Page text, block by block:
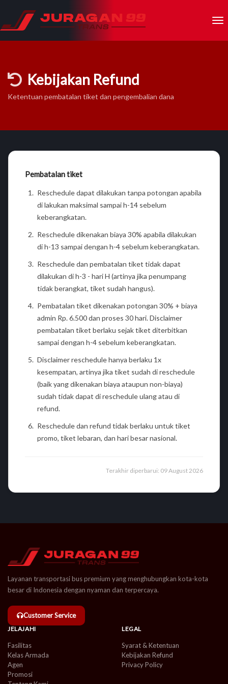
Kebijakan Refund
Ketentuan pembatalan tiket dan pengembalian dana
Pembatalan tiket
Reschedule dapat dilakukan tanpa potongan apabila
di lakukan maksimal sampai h-14 sebelum
keberangkatan.
Reschedule dikenakan biaya 30% apabila dilakukan
di h-13 sampai dengan h-4 sebelum keberangkatan.
Reschedule dan pembatalan tiket tidak dapat
dilakukan di h-3 - hari H (artinya jika penumpang
tidak berangkat, tiket sudah hangus).
Pembatalan tiket dikenakan potongan 30% + biaya
admin Rp. 6.500 dan proses 30 hari. Disclaimer
pembatalan tiket berlaku sejak tiket diterbitkan
sampai dengan h-4 sebelum keberangkatan.
Disclaimer reschedule hanya berlaku 1x
kesempatan, artinya jika tiket sudah di reschedule
(baik yang dikenakan biaya ataupun non-biaya)
sudah tidak dapat di reschedule ulang atau di
refund.
Reschedule dan refund tidak berlaku untuk tiket
promo, tiket lebaran, dan hari besar nasional.
Terakhir diperbarui: 09 August 2026
Layanan transportasi bus premium yang menghubungkan kota-kota
besar di Indonesia dengan nyaman dan terpercaya.
Customer Service
JELAJAHI
Fasilitas
Kelas Armada
Agen
Promosi
LEGAL
Syarat & Ketentuan
Kebijakan Refund
Privacy Policy